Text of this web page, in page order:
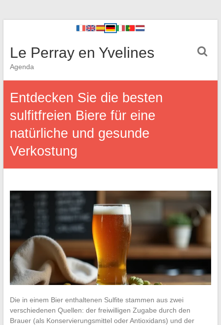
Le Perray en Yvelines
Agenda
Entdecken Sie die besten
sulfitfreien Biere für eine
natürliche und gesunde
Verkostung
Die in einem Bier enthaltenen Sulfite stammen aus zwei
verschiedenen Quellen: der freiwilligen Zugabe durch den
Brauer (als Konservierungsmittel oder Antioxidans) und der